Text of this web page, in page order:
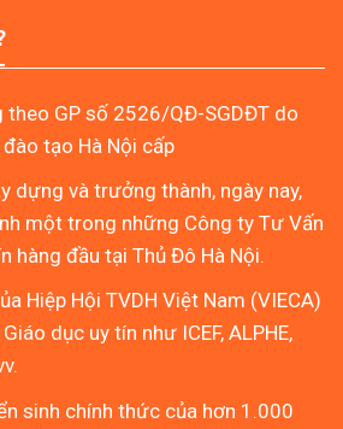
theo GP số 2526/QĐ-SGDĐT do
tạo Hà Nội cấp
dựng và trưởng thành, ngày nay,
một trong những Công ty Tư Vấn
hàng đầu tại Thủ Đô Hà Nội.
Hiệp Hội TVDH Việt Nam (VIECA)
dục uy tín như ICEF, ALPHE,
sinh chính thức của hơn 1.000